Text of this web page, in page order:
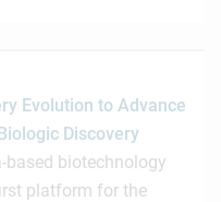
Evolution to Advance
Discovery
based biotechnology
platform for the